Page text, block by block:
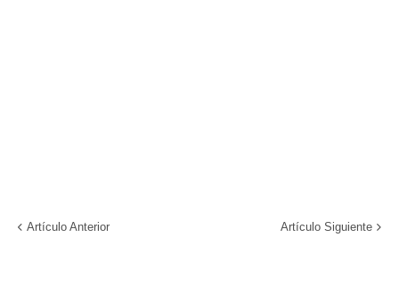
Artículo Anterior Artículo Siguiente